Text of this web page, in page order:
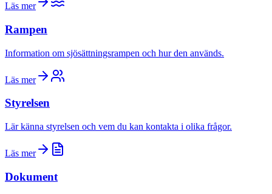
Läs mer
Rampen
Information om sjösättningsrampen och hur den används.
Läs mer
Styrelsen
Lär känna styrelsen och vem du kan kontakta i olika frågor.
Läs mer
Dokument